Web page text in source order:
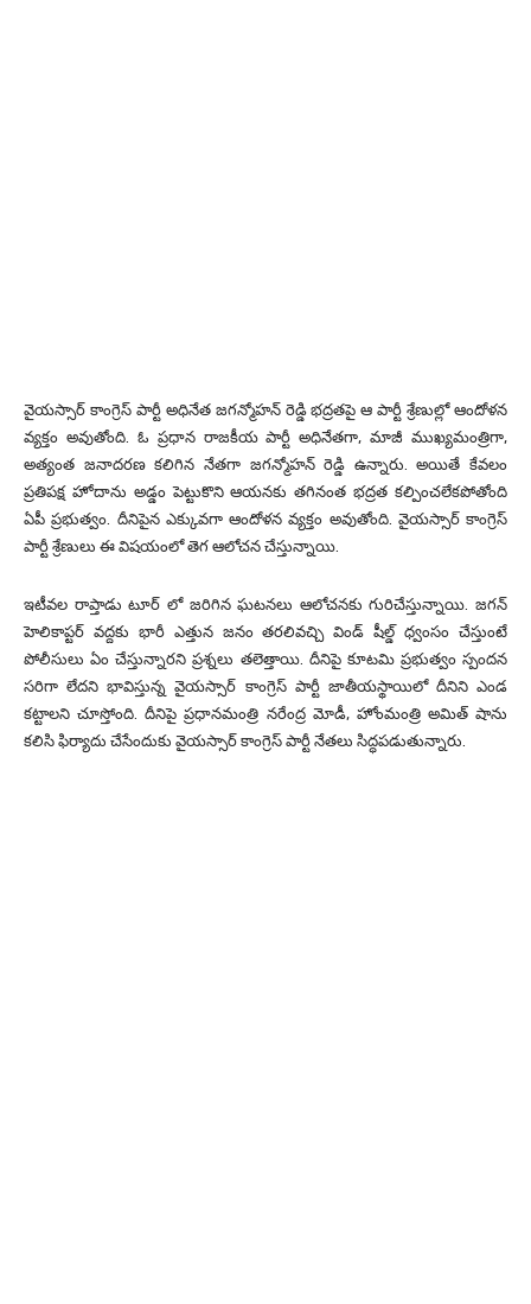
వైయస్సార్ కాంగ్రెస్ పార్టీ అధినేత జగన్మోహన్ రెడ్డి భద్రతపై ఆ పార్టీ శ్రేణుల్లో ఆందోళన
వ్యక్తం అవుతోంది. ఓ ప్రధాన రాజకీయ పార్టీ అధినేతగా, మాజీ ముఖ్యమంత్రిగా,
అత్యంత జనాదరణ కలిగిన నేతగా జగన్మోహన్ రెడ్డి ఉన్నారు. అయితే కేవలం
ప్రతిపక్ష హోదాను అడ్డం పెట్టుకొని ఆయనకు తగినంత భద్రత కల్పించలేకపోతోంది
ఏపీ ప్రభుత్వం. దీనిపైన ఎక్కువగా ఆందోళన వ్యక్తం అవుతోంది. వైయస్సార్ కాంగ్రెస్
పార్టీ శ్రేణులు ఈ విషయంలో తెగ ఆలోచన చేస్తున్నాయి.
ఇటీవల రాప్తాడు టూర్ లో జరిగిన ఘటనలు ఆలోచనకు గురిచేస్తున్నాయి. జగన్
హెలికాప్టర్ వద్దకు భారీ ఎత్తున జనం తరలివచ్చి విండ్ షీల్డ్ ధ్వంసం చేస్తుంటే
పోలీసులు ఏం చేస్తున్నారని ప్రశ్నలు తలెత్తాయి. దీనిపై కూటమి ప్రభుత్వం స్పందన
సరిగా లేదని భావిస్తున్న వైయస్సార్ కాంగ్రెస్ పార్టీ జాతీయస్థాయిలో దీనిని ఎండ
కట్టాలని చూస్తోంది. దీనిపై ప్రధానమంత్రి నరేంద్ర మోడీ, హోంమంత్రి అమిత్ షాను
కలిసి ఫిర్యాదు చేసేందుకు వైయస్సార్ కాంగ్రెస్ పార్టీ నేతలు సిద్ధపడుతున్నారు.